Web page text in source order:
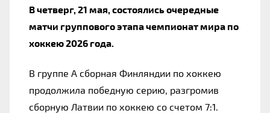
В четверг, 21 мая, состоялись очередные
матчи группового этапа чемпионат мира по
хоккею 2026 года.
В группе А сборная Финляндии по хоккею
продолжила победную серию, разгромив
сборную Латвии по хоккею со счетом 7:1.